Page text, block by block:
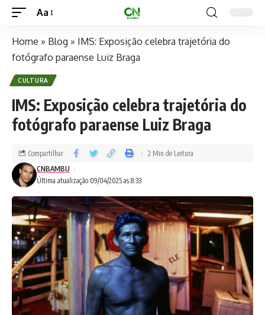
Aa
Home » Blog » IMS: Exposição celebra trajetória do
fotógrafo paraense Luiz Braga
CULTURA
IMS: Exposição celebra trajetória do
fotógrafo paraense Luiz Braga
Última atualização 09/04/2025 as 8:33
CNBAMBU
Compartilhar 2 Min de Leitura